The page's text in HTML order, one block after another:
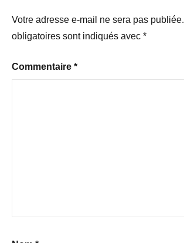
Votre adresse e-mail ne sera pas publiée.
obligatoires sont indiqués avec *
Commentaire *